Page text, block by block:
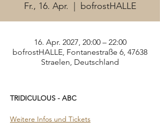
Fr., 16. Apr. bofrostHALLE
16. Apr. 2027, 20:00 – 22:00
bofrostHALLE, Fontanestraße 6, 47638
Straelen, Deutschland
TRIDICULOUS - ABC
Weitere Infos und Tickets